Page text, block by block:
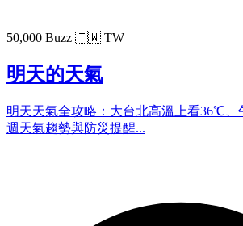
50,000 Buzz 🇹🇼 TW
明天的天氣
明天天氣全攻略：大台北高溫上看36℃、
週天氣趨勢與防災提醒...